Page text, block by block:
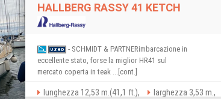
HALLBERG RASSY 41 KETCH
- SCHMIDT & PARTNERimbarcazione in
eccellente stato, forse la miglior HR41 sul
mercato coperta in teak ...[cont.]
lunghezza 12,53 m.(41,1 ft.), larghezza 3,53 m.,